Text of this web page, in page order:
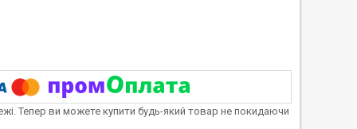
Тепер ви можете купити будь-який товар не покидаючи